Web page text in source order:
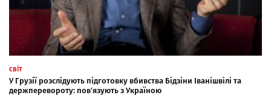
світ
У Грузії розслідують підготовку вбивства Бідзіни Іванішвілі та
держперевороту: пов'язують з Україною